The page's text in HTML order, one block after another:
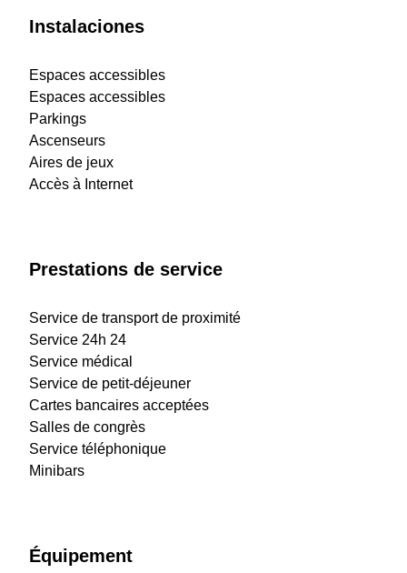
Instalaciones
Espaces accessibles
Espaces accessibles
Parkings
Ascenseurs
Aires de jeux
Accès à Internet
Prestations de service
Service de transport de proximité
Service 24h 24
Service médical
Service de petit-déjeuner
Cartes bancaires acceptées
Salles de congrès
Service téléphonique
Minibars
Équipement